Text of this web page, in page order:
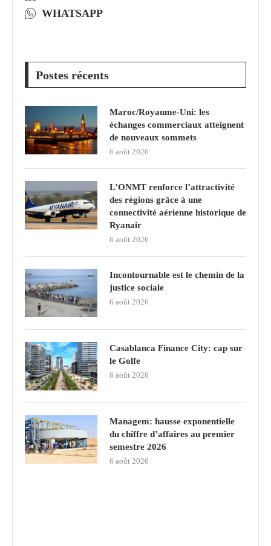
WHATSAPP
Postes récents
Maroc/Royaume-Uni: les
échanges commerciaux atteignent
de nouveaux sommets
6 août 2026
L’ONMT renforce l’attractivité
des régions grâce à une
connectivité aérienne historique de
Ryanair
6 août 2026
Incontournable est le chemin de la
justice sociale
6 août 2026
Casablanca Finance City: cap sur
le Golfe
6 août 2026
Managem: hausse exponentielle
du chiffre d’affaires au premier
semestre 2026
6 août 2026